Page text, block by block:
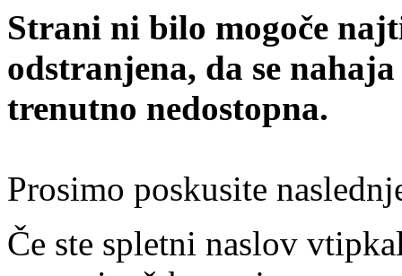
Strani ni bilo mogoče
odstranjena, da se
trenutno nedostopna.
Prosimo poskusite
Če ste spletni naslov